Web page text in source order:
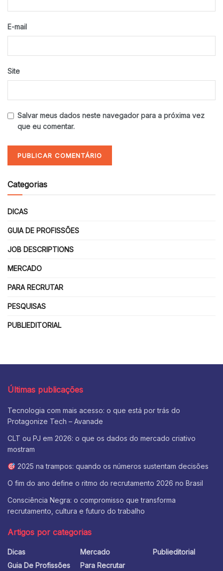
E-mail
Site
Salvar meus dados neste navegador para a próxima vez
que eu comentar.
Categorias
DICAS
GUIA DE PROFISSÕES
JOB DESCRIPTIONS
MERCADO
PARA RECRUTAR
PESQUISAS
PUBLIEDITORIAL
Últimas publicações
Tecnologia com mais acesso: o que está por trás do
Protagonize Tech – Avanade
CLT ou PJ em 2026: o que os dados do mercado criativo
mostram
2025 na trampos: quando os números sustentam decisões
O fim do ano define o ritmo do recrutamento 2026 no Brasil
Consciência Negra: o compromisso que transforma
recrutamento, cultura e futuro do trabalho
Artigos por categorias
Dicas
Guia De Profissões
Mercado
Para Recrutar
Publieditorial